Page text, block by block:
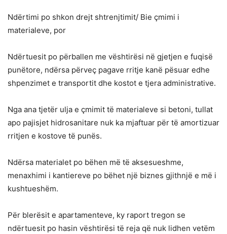
Ndërtimi po shkon drejt shtrenjtimit/ Bie çmimi i
materialeve, por
Ndërtuesit po përballen me vështirësi në gjetjen e fuqisë
punëtore, ndërsa përveç pagave rritje kanë pësuar edhe
shpenzimet e transportit dhe kostot e tjera administrative.
Nga ana tjetër ulja e çmimit të materialeve si betoni, tullat
apo pajisjet hidrosanitare nuk ka mjaftuar për të amortizuar
rritjen e kostove të punës.
Ndërsa materialet po bëhen më të aksesueshme,
menaxhimi i kantiereve po bëhet një biznes gjithnjë e më i
kushtueshëm.
Për blerësit e apartamenteve, ky raport tregon se
ndërtuesit po hasin vështirësi të reja që nuk lidhen vetëm